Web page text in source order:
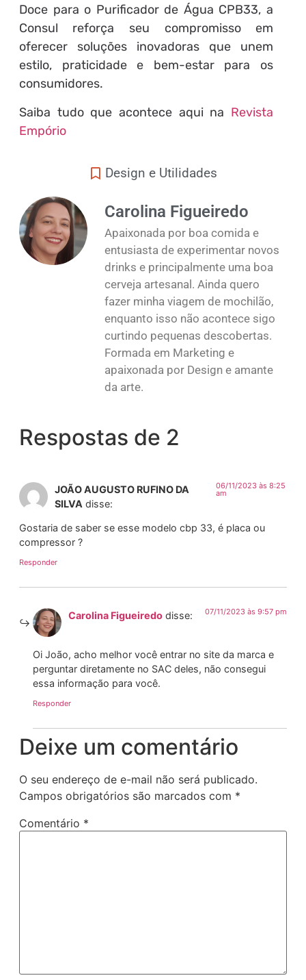
Doce para o Purificador de Água CPB33, a
Consul reforça seu compromisso em
oferecer soluções inovadoras que unem
estilo, praticidade e bem-estar para os
consumidores.
Saiba tudo que acontece aqui na Revista
Empório
Design e Utilidades
Carolina Figueiredo
Apaixonada por boa comida e
entusiasta de experimentar novos
drinks e principalmente uma boa
cerveja artesanal. Ainda quero
fazer minha viagem de mochilão,
enquanto isso não acontece sigo
curtindo pequenas descobertas.
Formada em Marketing e
apaixonada por Design e amante
da arte.
Respostas de 2
JOÃO AUGUSTO RUFINO DA
SILVA disse:
06/11/2023 às 8:25
am
Gostaria de saber se esse modelo cbp 33, é placa ou
compressor ?
Responder
Carolina Figueiredo disse: 07/11/2023 às 9:57 pm
Oi João, acho melhor você entrar no site da marca e
perguntar diretamente no SAC deles, não consegui
essa informação para você.
Responder
Deixe um comentário
O seu endereço de e-mail não será publicado.
Campos obrigatórios são marcados com *
Comentário *